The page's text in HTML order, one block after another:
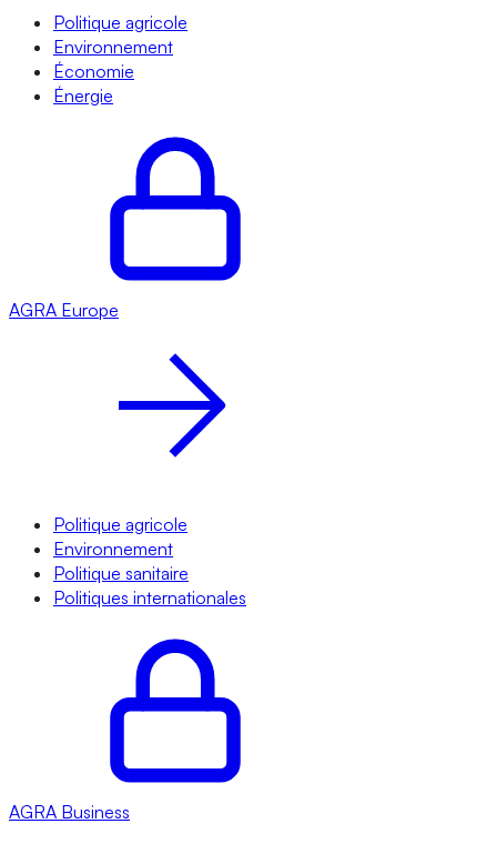
Politique agricole
Environnement
Économie
Énergie
AGRA Europe
Politique agricole
Environnement
Politique sanitaire
Politiques internationales
AGRA Business